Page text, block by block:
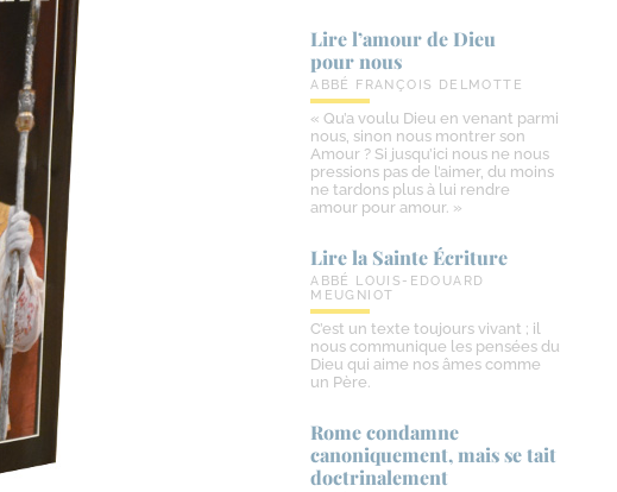
Lire l’amour de Dieu
pour nous
ABBÉ FRANÇOIS DELMOTTE
« Qu’a voulu Dieu en venant parmi
nous, sinon nous montrer son
Amour ? Si jusqu’ici nous ne nous
pressions pas de l’aimer, du moins
ne tardons plus à lui rendre
amour pour amour. »
Lire la Sainte Écriture
ABBÉ LOUIS-EDOUARD
MEUGNIOT
C’est un texte toujours vivant ; il
nous communique les pensées du
Dieu qui aime nos âmes comme
un Père.
Rome condamne
canoniquement, mais se tait
doctrinalement